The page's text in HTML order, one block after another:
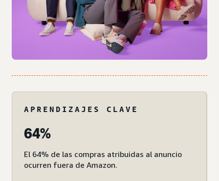
APRENDIZAJES CLAVE
64%
El 64% de las compras atribuidas al anuncio
ocurren fuera de Amazon.